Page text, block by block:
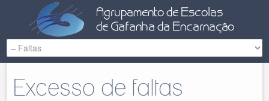
Excesso de faltas